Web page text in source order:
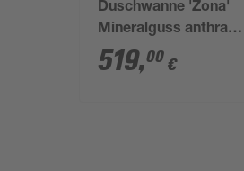
Duschwanne 'Zona'
Mineralguss anthrazit
1200 x 800 / 30 mm
519,00 €